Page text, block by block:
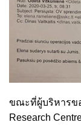
ขณะที่ผู้บริหารข
Research